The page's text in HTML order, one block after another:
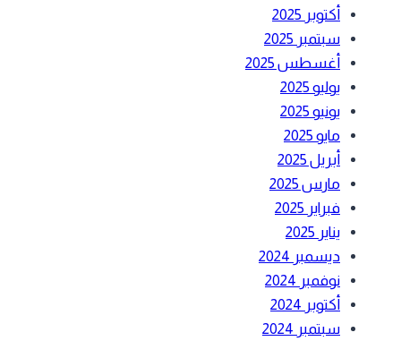
أكتوبر 2025
سبتمبر 2025
أغسطس 2025
يوليو 2025
يونيو 2025
مايو 2025
أبريل 2025
مارس 2025
فبراير 2025
يناير 2025
ديسمبر 2024
نوفمبر 2024
أكتوبر 2024
سبتمبر 2024